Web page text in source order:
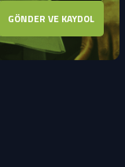
GÖNDER VE KAYDOL